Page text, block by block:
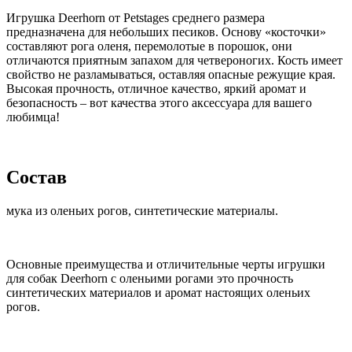
Игрушка Deerhorn от Petstages среднего размера
предназначена для небольших песиков. Основу «косточки»
составляют рога оленя, перемолотые в порошок, они
отличаются приятным запахом для четвероногих. Кость имеет
свойство не разламываться, оставляя опасные режущие края.
Высокая прочность, отличное качество, яркий аромат и
безопасность – вот качества этого аксессуара для вашего
любимца!
Состав
мука из оленьих рогов, синтетические материалы.
Основные преимущества и отличительные черты игрушки
для собак Deerhorn с оленьими рогами это прочность
синтетических материалов и аромат настоящих оленьих
рогов.